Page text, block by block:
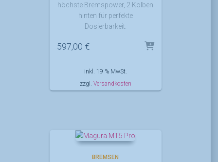
höchste Bremspower, 2 Kolben
hinten für perfekte
Dosierbarkeit.
597,00 €
inkl. 19 % MwSt.
zzgl. Versandkosten
BREMSEN